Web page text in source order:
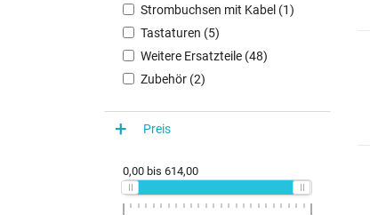
Strombuchsen mit Kabel (1)
Tastaturen (5)
Weitere Ersatzteile (48)
Zubehör (2)
Preis
0,00 bis 614,00